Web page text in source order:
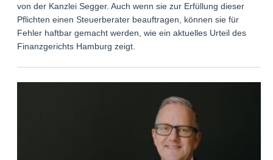
von der Kanzlei Segger. Auch wenn sie zur Erfüllung dieser
Pflichten einen Steuerberater beauftragen, können sie für
Fehler haftbar gemacht werden, wie ein aktuelles Urteil des
Finanzgerichts Hamburg zeigt.